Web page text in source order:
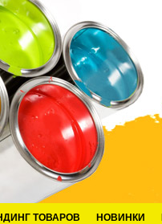
ТОВАРОВ НОВИНКИ